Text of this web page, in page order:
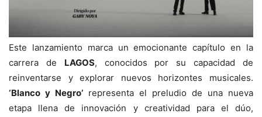
Este lanzamiento marca un emocionante capítulo en la
carrera de LAGOS, conocidos por su capacidad de
reinventarse y explorar nuevos horizontes musicales.
‘Blanco y Negro’ representa el preludio de una nueva
etapa llena de innovación y creatividad para el dúo,